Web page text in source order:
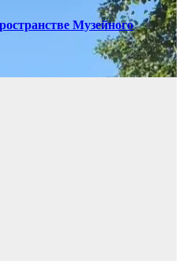
Музейного